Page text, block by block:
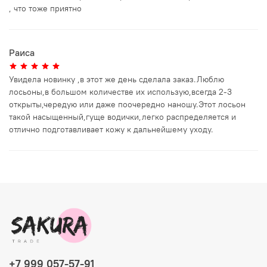
, что тоже приятно
Раиса
Увидела новинку ,в этот же день сделала заказ.Люблю
лосьоны,в большом количестве их использую,всегда 2-3
открыты,чередую или даже поочередно наношу.Этот лосьон
такой насыщенный,гуще водички,легко распределяется и
отлично подготавливает кожу к дальнейшему уходу.
+7 999 057-57-91